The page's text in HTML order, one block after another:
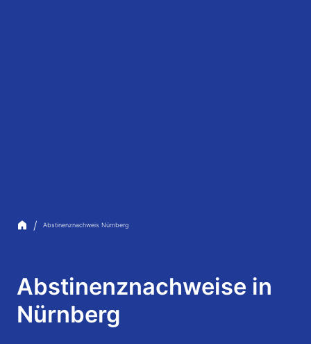
/ Abstinenznachweis Nürnberg
Abstinenznachweise in
Nürnberg